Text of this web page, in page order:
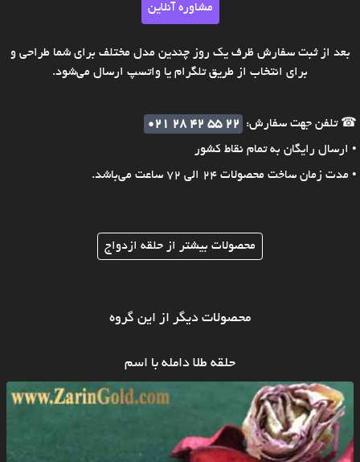
مشاوره آنلاین
بعد از ثبت سفارش ظرف یک روز چندین مدل مختلف برای شما طراحی و
برای انتخاب از طریق تلگرام یا واتسپ ارسال می‌شود.
☎ تلفن جهت سفارش:
021 28 42 55 22
• ارسال رایگان به تمام نقاط کشور
• مدت زمان ساخت محصولات 24 الی 72 ساعت می‌باشد.
محصولات بیشتر از حلقه ازدواج
محصولات دیگر از این گروه
حلقه طلا دامله با اسم